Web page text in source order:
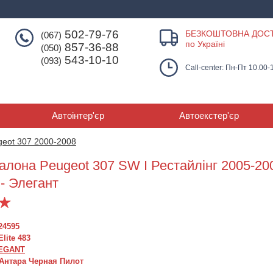
(067) 502-79-76
(050) 857-36-88
(093) 543-10-10
БЕЗКОШТОВНА
по Україні
Call-center: Пн-Пт 10.00-
Автоінтер'єр Автоекстер'єр
307 2000-2008
Peugeot 307 SW I Рестайлінг 2005-
Элегант
483
Черная Пилот
Розпродаж
Чехлы салона Peugeot
307 SW I Рестайлінг
Розпродаж Розпродаж